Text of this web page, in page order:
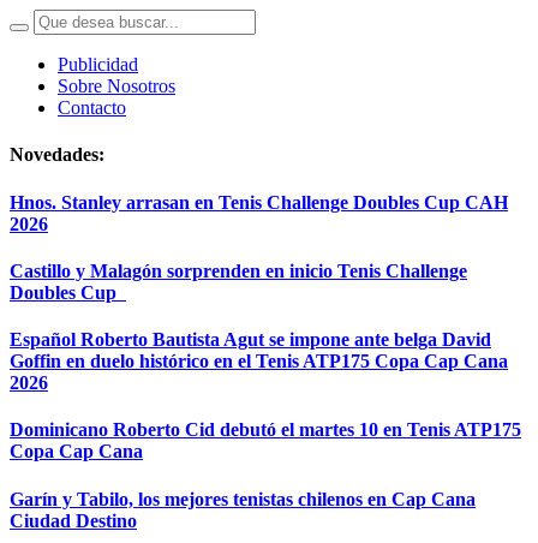
Publicidad
Sobre Nosotros
Contacto
Novedades:
Hnos. Stanley arrasan en Tenis Challenge Doubles Cup CAH
2026
Castillo y Malagón sorprenden en inicio Tenis Challenge
Doubles Cup
Español Roberto Bautista Agut se impone ante belga David
Goffin en duelo histórico en el Tenis ATP175 Copa Cap Cana
2026
Dominicano Roberto Cid debutó el martes 10 en Tenis ATP175
Copa Cap Cana
Garín y Tabilo, los mejores tenistas chilenos en Cap Cana
Ciudad Destino